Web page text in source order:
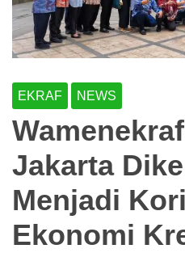
EKRAF NEWS
Jakarta
Menjadi
Ekonomi